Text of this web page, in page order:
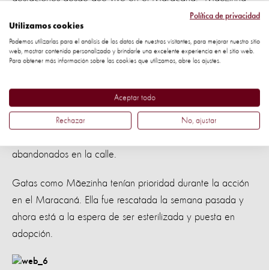
ha tenido muchos hijos, cerca de cuatro camadas y, en
cada uno, ella tenía 4 o 5 cachorros", se lamenta la
protectora.
La reproducción sin control amenaza no solo la salud y el
bienestar de las hembras y sus recién nacidos, pero
abandonados en la calle.
Gatas como Mãezinha tenían prioridad durante la acción
en el Maracaná. Ella fue rescatada la semana pasada y
ahora está a la espera de ser esterilizada y puesta en
adopción.
Política de privacidad
Utilizamos cookies
Podemos utilizarlas para el análisis de los datos de nuestros visitantes, para mejorar nuestro sitio
web, mostrar contenido personalizado y brindarle una excelente experiencia en el sitio web.
Para obtener más información sobre las cookies que utilizamos, abre los ajustes.
Aceptar todo
Rechazar No, ajustar